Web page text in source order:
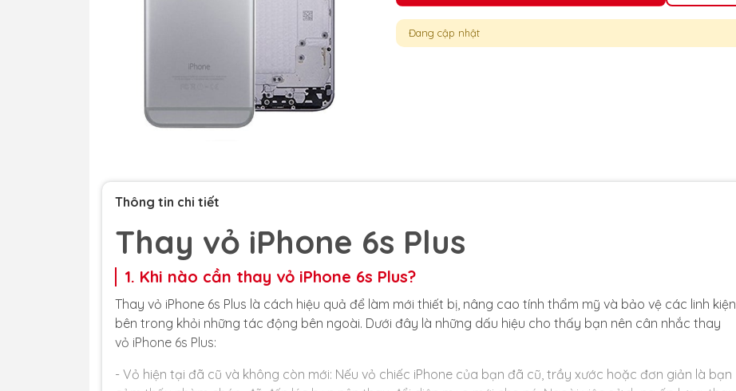
Đang cập nhật
Thông tin chi tiết
Thay vỏ iPhone 6s Plus
1. Khi nào cần thay vỏ iPhone 6s Plus?
Thay vỏ iPhone 6s Plus là cách hiệu quả để làm mới thiết bị, nâng cao tính thẩm mỹ và bảo vệ các linh kiện
bên trong khỏi những tác động bên ngoài. Dưới đây là những dấu hiệu cho thấy bạn nên cân nhắc thay
vỏ iPhone 6s Plus:
- Vỏ hiện tại đã cũ và không còn mới: Nếu vỏ chiếc iPhone của bạn đã cũ, trầy xước hoặc đơn giản là bạn